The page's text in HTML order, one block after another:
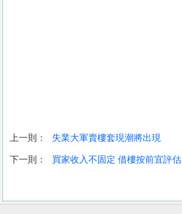
收
盤
上一則： 失業大軍賣樓套現潮將出現
下一則： 買家收入不固定 借樓按前宜評估